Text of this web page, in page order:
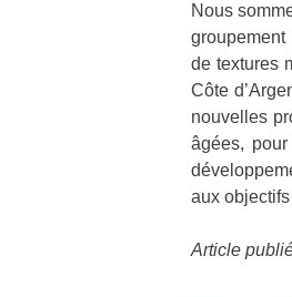
Nous
groupement
de textures
Côte
nouvelles
âgées,
aux
Article